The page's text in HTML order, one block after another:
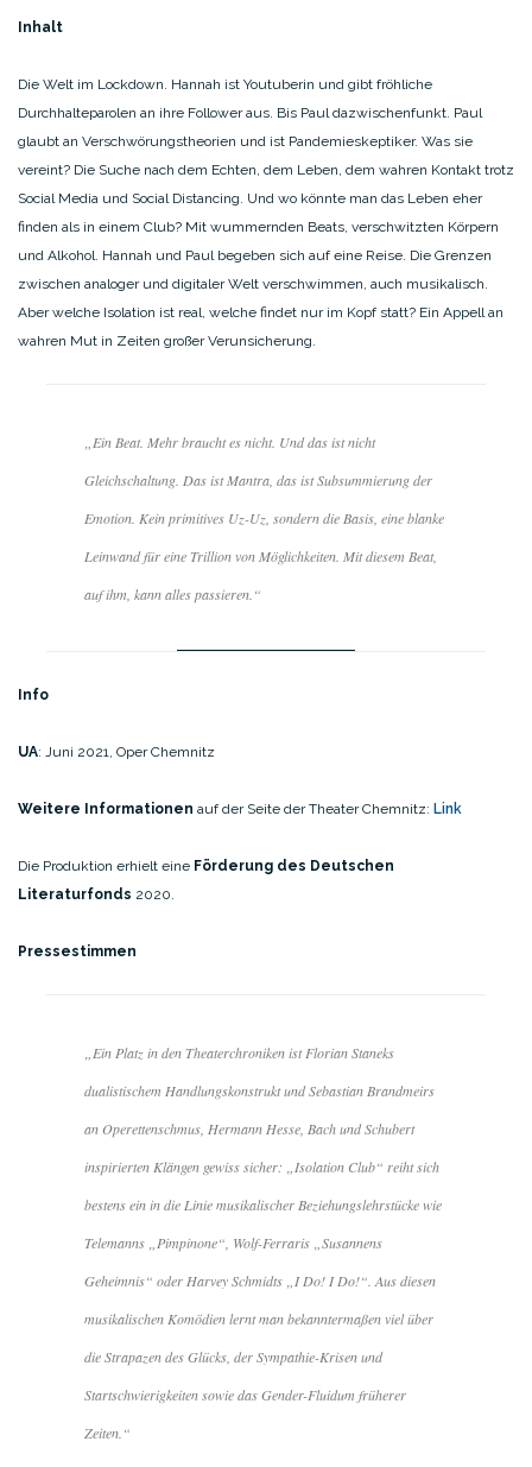
Inhalt
Die Welt im Lockdown. Hannah ist Youtuberin und gibt fröhliche
Durchhalteparolen an ihre Follower aus. Bis Paul dazwischenfunkt. Paul
glaubt an Verschwörungstheorien und ist Pandemieskeptiker. Was sie
vereint? Die Suche nach dem Echten, dem Leben, dem wahren Kontakt trotz
Social Media und Social Distancing. Und wo könnte man das Leben eher
finden als in einem Club? Mit wummernden Beats, verschwitzten Körpern
und Alkohol. Hannah und Paul begeben sich auf eine Reise. Die Grenzen
zwischen analoger und digitaler Welt verschwimmen, auch musikalisch.
Aber welche Isolation ist real, welche findet nur im Kopf statt? Ein Appell an
wahren Mut in Zeiten großer Verunsicherung.
Ein Beat. Mehr braucht es nicht. Und das ist nicht
Gleichschaltung. Das ist Mantra, das ist Subsummierung der
Emotion. Kein primitives Uz-Uz, sondern die Basis, eine blanke
Leinwand für eine Trillion von Möglichkeiten. Mit diesem Beat,
auf ihm, kann alles passieren .“
Info
UA: Juni 2021, Oper Chemnitz
Weitere Informationen auf der Seite der Theater Chemnitz: Link
Die Produktion erhielt eine Förderung des Deutschen
Literaturfonds 2020.
Pressestimmen
„Ein Platz in den Theaterchroniken ist Florian Staneks
dualistischem Handlungskonstrukt und Sebastian Brandmeirs
an Operettenschmus, Hermann Hesse, Bach und Schubert
inspirierten Klängen gewiss sicher: „Isolation Club“ reiht sich
bestens ein in die Linie musikalischer Beziehungslehrstücke wie
Telemanns „Pimpinone“, Wolf-Ferraris „Susannens
Geheimnis“ oder Harvey Schmidts „I Do! I Do!“. Aus diesen
musikalischen Komödien lernt man bekanntermaßen viel über
die Strapazen des Glücks, der Sympathie-Krisen und
Startschwierigkeiten sowie das Gender-Fluidum früherer
Zeiten.“